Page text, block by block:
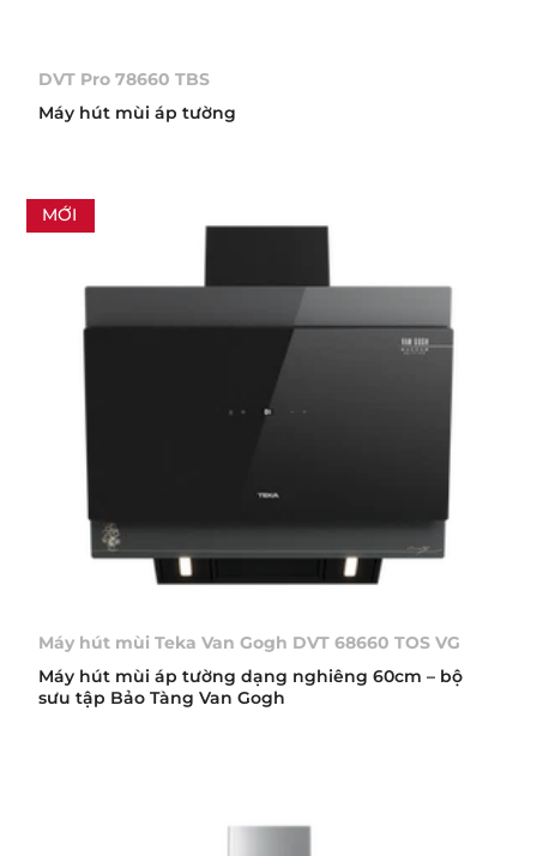
DVT Pro 78660 TBS
Máy hút mùi áp tường
MỚI
Máy hút mùi Teka Van Gogh DVT 68660 TOS VG
Máy hút mùi áp tường dạng nghiêng 60cm – bộ
sưu tập Bảo Tàng Van Gogh